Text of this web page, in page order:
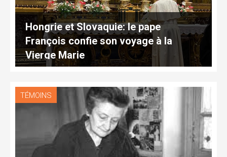
Hongrie et Slovaquie: le pape
François confie son voyage à la
Vierge Marie
TÉMOINS